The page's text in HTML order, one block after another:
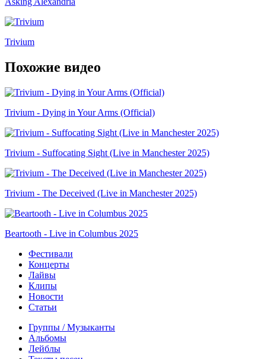
Trivium
Похожие видео
Trivium - Dying in Your Arms (Official)
Trivium - Suffocating Sight (Live in Manchester 2025)
Trivium - The Deceived (Live in Manchester 2025)
Beartooth - Live in Columbus 2025
Фестивали
Концерты
Лайвы
Клипы
Новости
Статьи
Группы / Музыканты
Альбомы
Лейблы